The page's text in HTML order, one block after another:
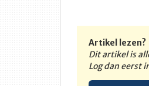
Artikel lezen?
Dit artikel is
Log dan eerst